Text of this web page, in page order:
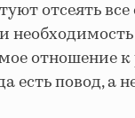
отсеять
необходимость
отношение
есть повод, а